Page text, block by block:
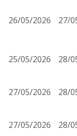
26/05/2026 27/
25/05/2026 28/
27/05/2026 28/
27/05/2026 28/